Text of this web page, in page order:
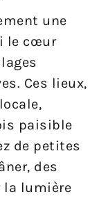
une
le cœur
Ces lieux,
paisible
de petites
des
la lumière